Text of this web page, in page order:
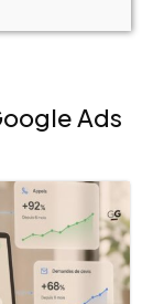
Ads